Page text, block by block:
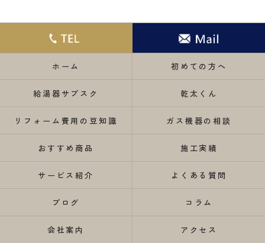
ホーム 初めての方へ
給湯器サブスク 乾太くん
リフォーム費用の豆知識 ガス機器の相談
おすすめ商品 施工実績
サービス紹介 よくある質問
ブログ コラム
会社案内 アクセス